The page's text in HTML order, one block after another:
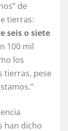
de
tierras:
seis o siete
100 mil
los
tierras, pese
han dicho